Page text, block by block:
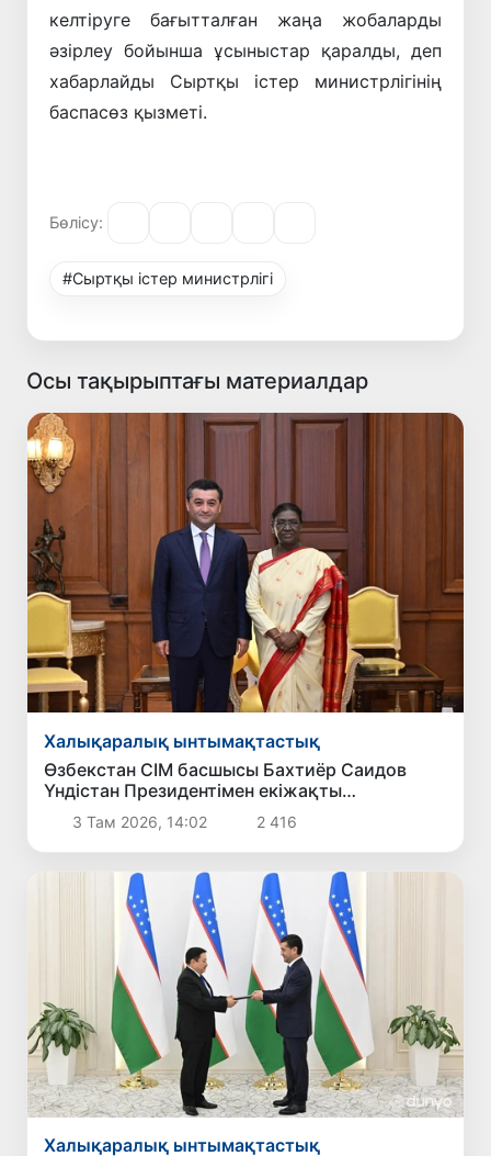
келтіруге бағытталған жаңа жобаларды
әзірлеу бойынша ұсыныстар қаралды, деп
хабарлайды Сыртқы істер министрлігінің
баспасөз қызметі.
Бөлісу:
#Сыртқы істер министрлігі
Осы тақырыптағы материалдар
Халықаралық ынтымақтастық
Өзбекстан СІМ басшысы Бахтиёр Саидов
Үндістан Президентімен екіжақты
байланыстарды нығайту мәселелерін
талқылады
3 Там 2026, 14:02 2 416
Халықаралық ынтымақтастық